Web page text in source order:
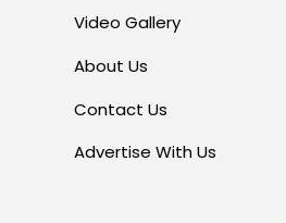
Video Gallery
About Us
Contact Us
Advertise With Us